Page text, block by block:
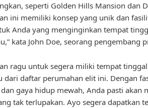
seperti Golden Hills Mansion dan
ini memiliki konsep yang unik dan
Anda yang menginginkan tempat
kata John Doe, seorang pengembang
ragu untuk segera miliki tempat
dari daftar perumahan elit ini. Dengan
gaya hidup mewah, Anda pasti akan
tak terlupakan. Ayo segera dapatkan